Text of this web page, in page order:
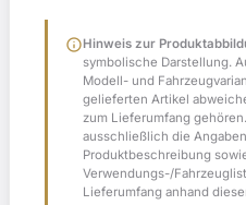
infoHinweis zur
symbolische Darstellung.
Modell- und
gelieferten Artikel
zum Lieferumfang
ausschließlich die
Produktbeschreibung
Verwendungs-/
Lieferumfang anhand